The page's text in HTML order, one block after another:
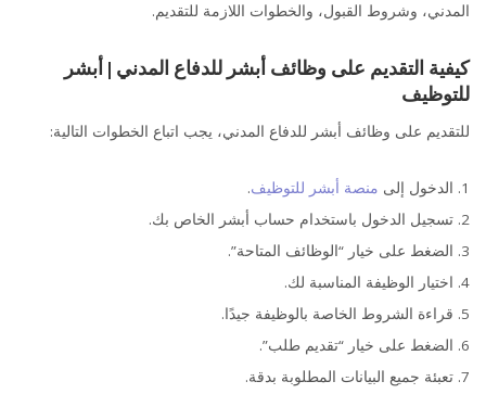
أبشر للتوظيف
المدني، وشروط القبول، والخطوات اللازمة للتقديم.
كيفية التقديم على وظائف أبشر للدفاع المدني | أبشر
للتوظيف
للتقديم على وظائف أبشر للدفاع المدني، يجب اتباع الخطوات التالية:
الدخول إلى منصة أبشر للتوظيف.
تسجيل الدخول باستخدام حساب أبشر الخاص بك.
الضغط على خيار “الوظائف المتاحة”.
اختيار الوظيفة المناسبة لك.
قراءة الشروط الخاصة بالوظيفة جيدًا.
الضغط على خيار “تقديم طلب”.
تعبئة جميع البيانات المطلوبة بدقة.